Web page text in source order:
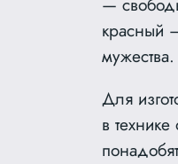
красный
мужества.
Для
в